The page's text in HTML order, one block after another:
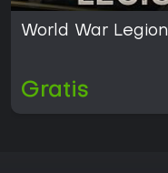
World War Legion
Gratis